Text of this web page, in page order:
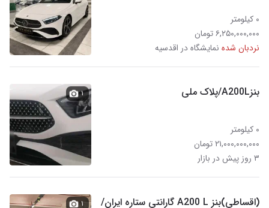
۰ کیلومتر
۶,۲۵۰,۰۰۰,۰۰۰ تومان
نردبان شده نمایشگاه در اقدسیه
بنزA200L/پلاک ملی
۰ کیلومتر
۲۱,۰۰۰,۰۰۰,۰۰۰ تومان
۳ روز پیش در بازار
۱
(اقساطی)بنز A200 L گارانتی ستاره ایران/ ۱